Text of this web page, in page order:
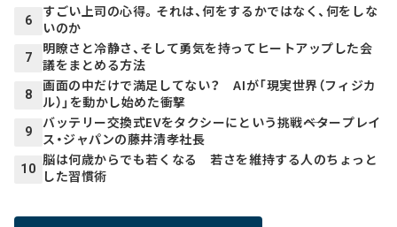
6
すごい上司の心得。それは、何をするかではなく、何をしな
いのか
7
明瞭さと冷静さ、そして勇気を持ってヒートアップした会
議をまとめる方法
8
画面の中だけで満足してない？ AIが「現実世界（フィジカ
ル）」を動かし始めた衝撃
9
バッテリー交換式EVをタクシーにという挑戦――ベタープレイ
ス・ジャパンの藤井清孝社長
10
脳は何歳からでも若くなる 若さを維持する人のちょっと
した習慣術